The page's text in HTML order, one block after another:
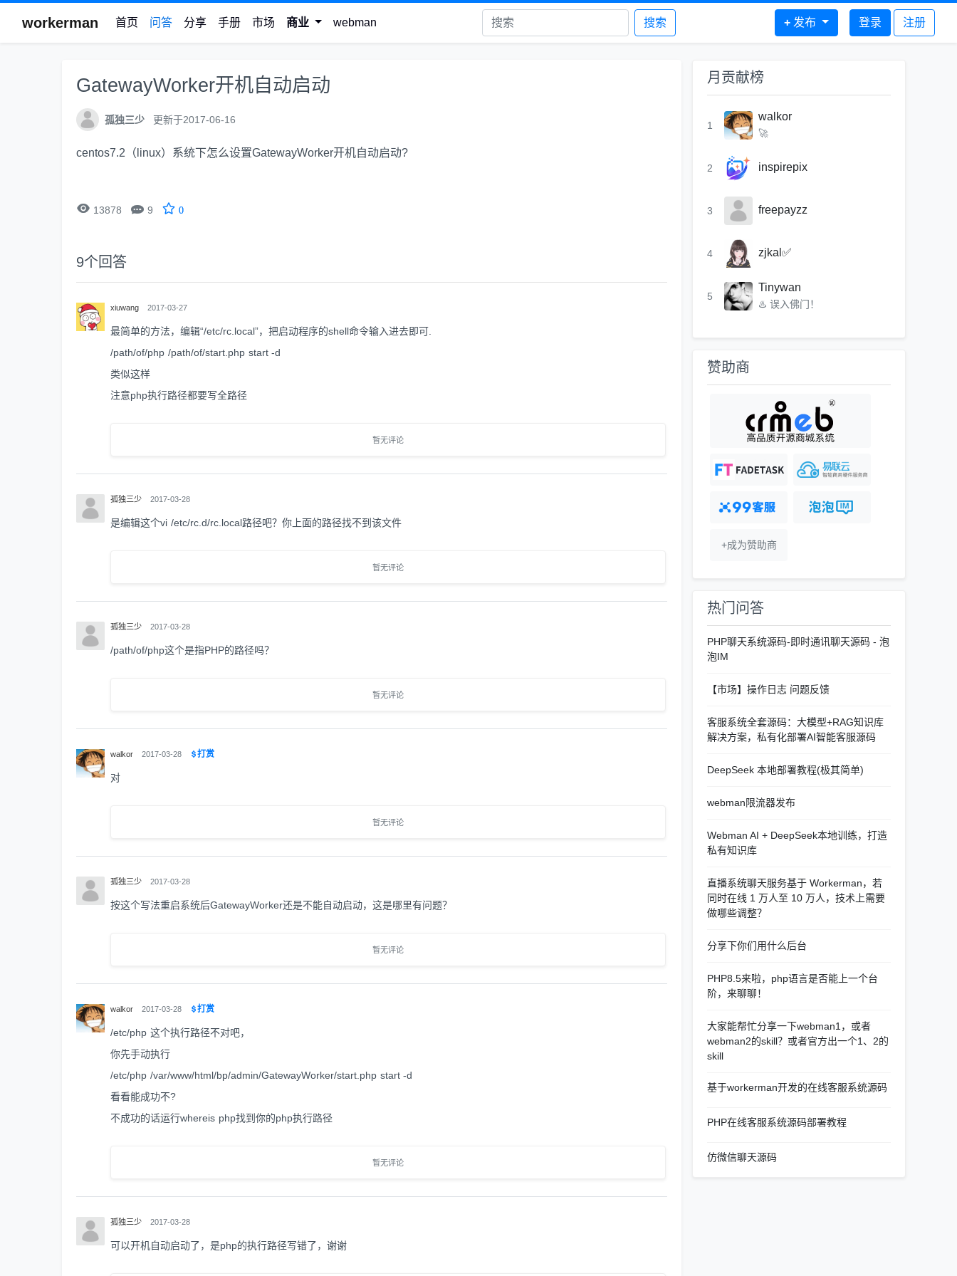
workerman 首页 问答 分享 手册 市场 商业 webman 搜索 + 发布 登录 注册
GatewayWorker开机自动启动
孤独三少 更新于2017-06-16
centos7.2（linux）系统下怎么设置GatewayWorker开机自动启动?
 13878  9 0
9个回答
xiuwang 2017-03-27
最简单的方法，编辑“/etc/rc.local”，把启动程序的shell命令输入进去即可.
/path/of/php /path/of/start.php start -d
类似这样
注意php执行路径都要写全路径
暂无评论
孤独三少 2017-03-28
是编辑这个vi /etc/rc.d/rc.local路径吧？你上面的路径找不到该文件
暂无评论
孤独三少 2017-03-28
/path/of/php这个是指PHP的路径吗？
暂无评论
walkor 2017-03-28 打赏
对
暂无评论
孤独三少 2017-03-28
按这个写法重启系统后GatewayWorker还是不能自动启动，这是哪里有问题？
暂无评论
walkor 2017-03-28 打赏
/etc/php 这个执行路径不对吧，
你先手动执行
/etc/php /var/www/html/bp/admin/GatewayWorker/start.php start -d
看看能成功不?
不成功的话运行whereis php找到你的php执行路径
暂无评论
孤独三少 2017-03-28
可以开机自动启动了，是php的执行路径写错了，谢谢
月贡献榜
1
walkor
🚀
2 inspirepix
3 freepayzz
4 zjkal✅
5
Tinywan
♨️ 误入佛门！
赞助商
+成为赞助商
热门问答
PHP聊天系统源码-即时通讯聊天源码 - 泡
泡IM
【市场】操作日志 问题反馈
客服系统全套源码：大模型+RAG知识库
解决方案，私有化部署AI智能客服源码
DeepSeek 本地部署教程(极其简单)
webman限流器发布
Webman AI + DeepSeek本地训练，打造
私有知识库
直播系统聊天服务基于 Workerman，若
同时在线 1 万人至 10 万人，技术上需要
做哪些调整？
分享下你们用什么后台
PHP8.5来啦，php语言是否能上一个台
阶，来聊聊！
大家能帮忙分享一下webman1，或者
webman2的skill？或者官方出一个1、2的
skill
基于workerman开发的在线客服系统源码
PHP在线客服系统源码部署教程
仿微信聊天源码